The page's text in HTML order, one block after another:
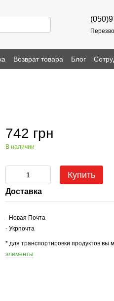
Возврат товара Блог
742 грн
В наличии
Купить
Доставка
- Новая Почта
- Укрпочта
* для транспортировки продуктов вы
элементы